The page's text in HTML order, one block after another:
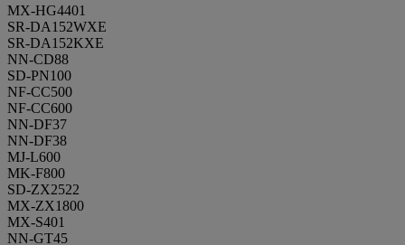
MX-HG4401
SR-DA152WXE
SR-DA152KXE
NN-CD88
SD-PN100
NF-CC500
NF-CC600
NN-DF37
NN-DF38
MJ-L600
MK-F800
SD-ZX2522
MX-ZX1800
MX-S401
NN-GT45